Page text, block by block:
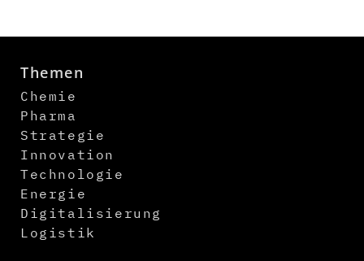
Themen
Chemie
Pharma
Strategie
Innovation
Technologie
Energie
Digitalisierung
Logistik